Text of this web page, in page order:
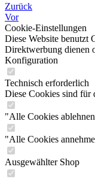
Zurück
Vor
Cookie-Einstellungen
Diese Website benutzt
Direktwerbung dienen
Konfiguration
Technisch erforderlich
Diese Cookies sind für
"Alle Cookies
"Alle Cookies
Ausgewählter Shop